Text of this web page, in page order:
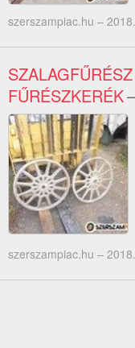
szerszampiac.hu –
FŰRÉSZKERÉK
szerszampiac.hu –